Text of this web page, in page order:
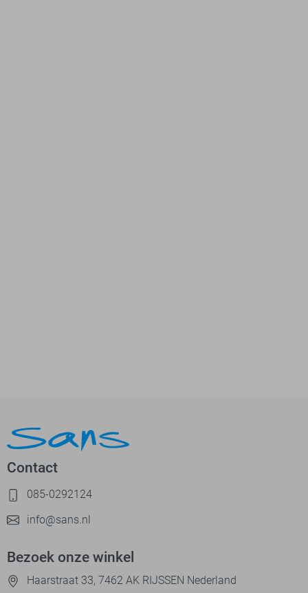
Contact
085-0292124
info@sans.nl
Bezoek onze winkel
Haarstraat 33, 7462 AK RIJSSEN Nederland